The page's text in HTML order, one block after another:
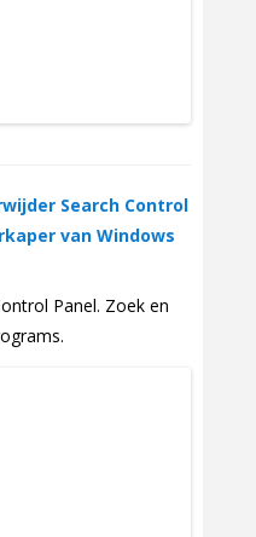
Search Control
van Windows
Panel. Zoek en